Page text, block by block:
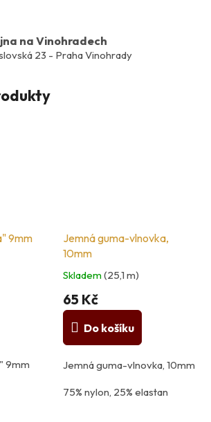
na Vinohradech
23 - Praha Vinohrady
9mm
9mm
Jemná guma-vlnovka,
10mm
Skladem(25,1 m)
65 Kč
Do košíku
Jemná guma-vlnovka, 10mm
75% nylon, 25% elastan